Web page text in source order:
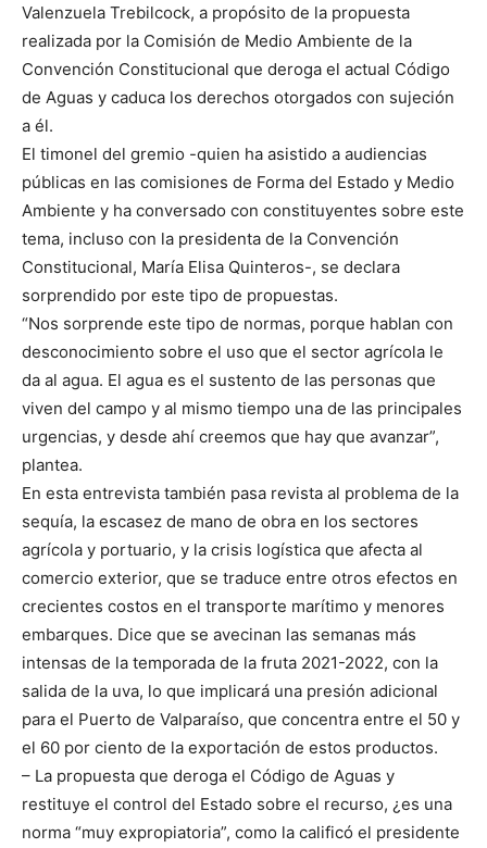
Valenzuela Trebilcock, a propósito de la propuesta
realizada por la Comisión de Medio Ambiente de la
Convención Constitucional que deroga el actual Código
de Aguas y caduca los derechos otorgados con sujeción
a él.
El timonel del gremio -quien ha asistido a audiencias
públicas en las comisiones de Forma del Estado y Medio
Ambiente y ha conversado con constituyentes sobre este
tema, incluso con la presidenta de la Convención
Constitucional, María Elisa Quinteros-, se declara
sorprendido por este tipo de propuestas.
“Nos sorprende este tipo de normas, porque hablan con
desconocimiento sobre el uso que el sector agrícola le
da al agua. El agua es el sustento de las personas que
viven del campo y al mismo tiempo una de las principales
urgencias, y desde ahí creemos que hay que avanzar”,
plantea.
En esta entrevista también pasa revista al problema de la
sequía, la escasez de mano de obra en los sectores
agrícola y portuario, y la crisis logística que afecta al
comercio exterior, que se traduce entre otros efectos en
crecientes costos en el transporte marítimo y menores
embarques. Dice que se avecinan las semanas más
intensas de la temporada de la fruta 2021-2022, con la
salida de la uva, lo que implicará una presión adicional
para el Puerto de Valparaíso, que concentra entre el 50 y
el 60 por ciento de la exportación de estos productos.
– La propuesta que deroga el Código de Aguas y
restituye el control del Estado sobre el recurso, ¿es una
norma “muy expropiatoria”, como la calificó el presidente